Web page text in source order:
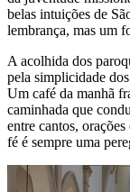
belas intuições de
lembrança, mas um
A acolhida dos
pela simplicidade
Um café da manhã
caminhada que
entre cantos,
fé é sempre uma